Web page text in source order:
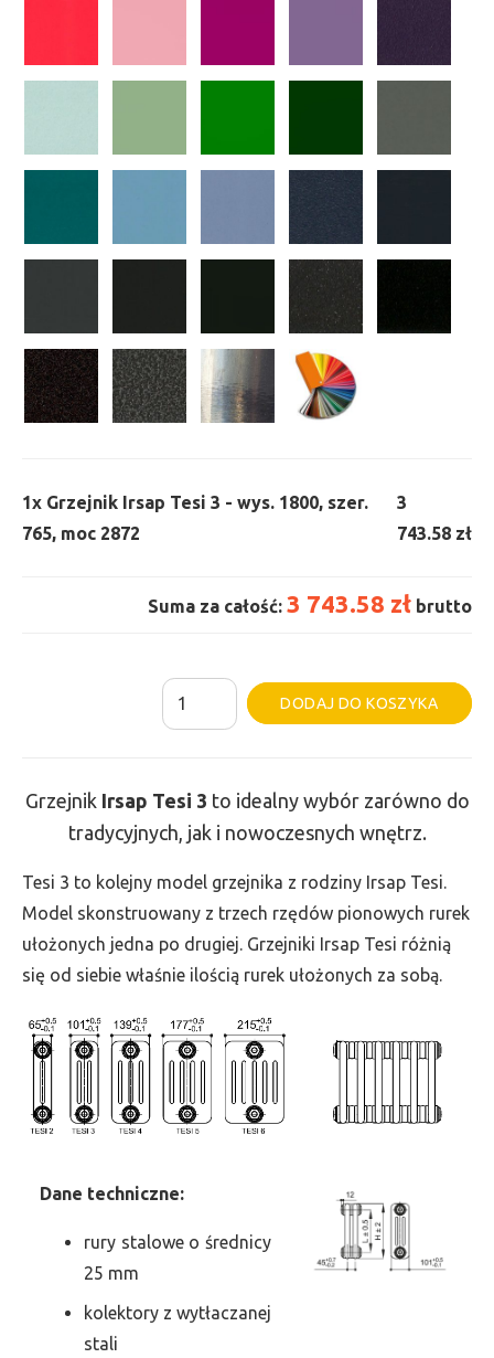
1x Grzejnik Irsap Tesi 3 - wys. 1800, szer.
765, moc 2872
3
743.58 zł
Suma za całość: 3 743.58 zł brutto
ilość
Grzejnik
-
wys.
1800,
szer.
765,
2872
DODAJ DO KOSZYKA
Grzejnik Irsap Tesi 3 to idealny wybór zarówno do
tradycyjnych, jak i nowoczesnych wnętrz.
Tesi 3 to kolejny model grzejnika z rodziny Irsap Tesi.
Model skonstruowany z trzech rzędów pionowych rurek
ułożonych jedna po drugiej. Grzejniki Irsap Tesi różnią
się od siebie właśnie ilością rurek ułożonych za sobą.
Dane techniczne:
rury stalowe o średnicy
25 mm
kolektory z wytłaczanej
stali